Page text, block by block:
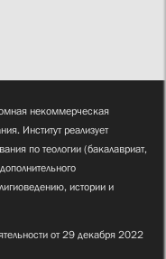
некоммерческая
Институт реализует
по теологии (бакалавриат,
истории и
от 29 декабря 2022